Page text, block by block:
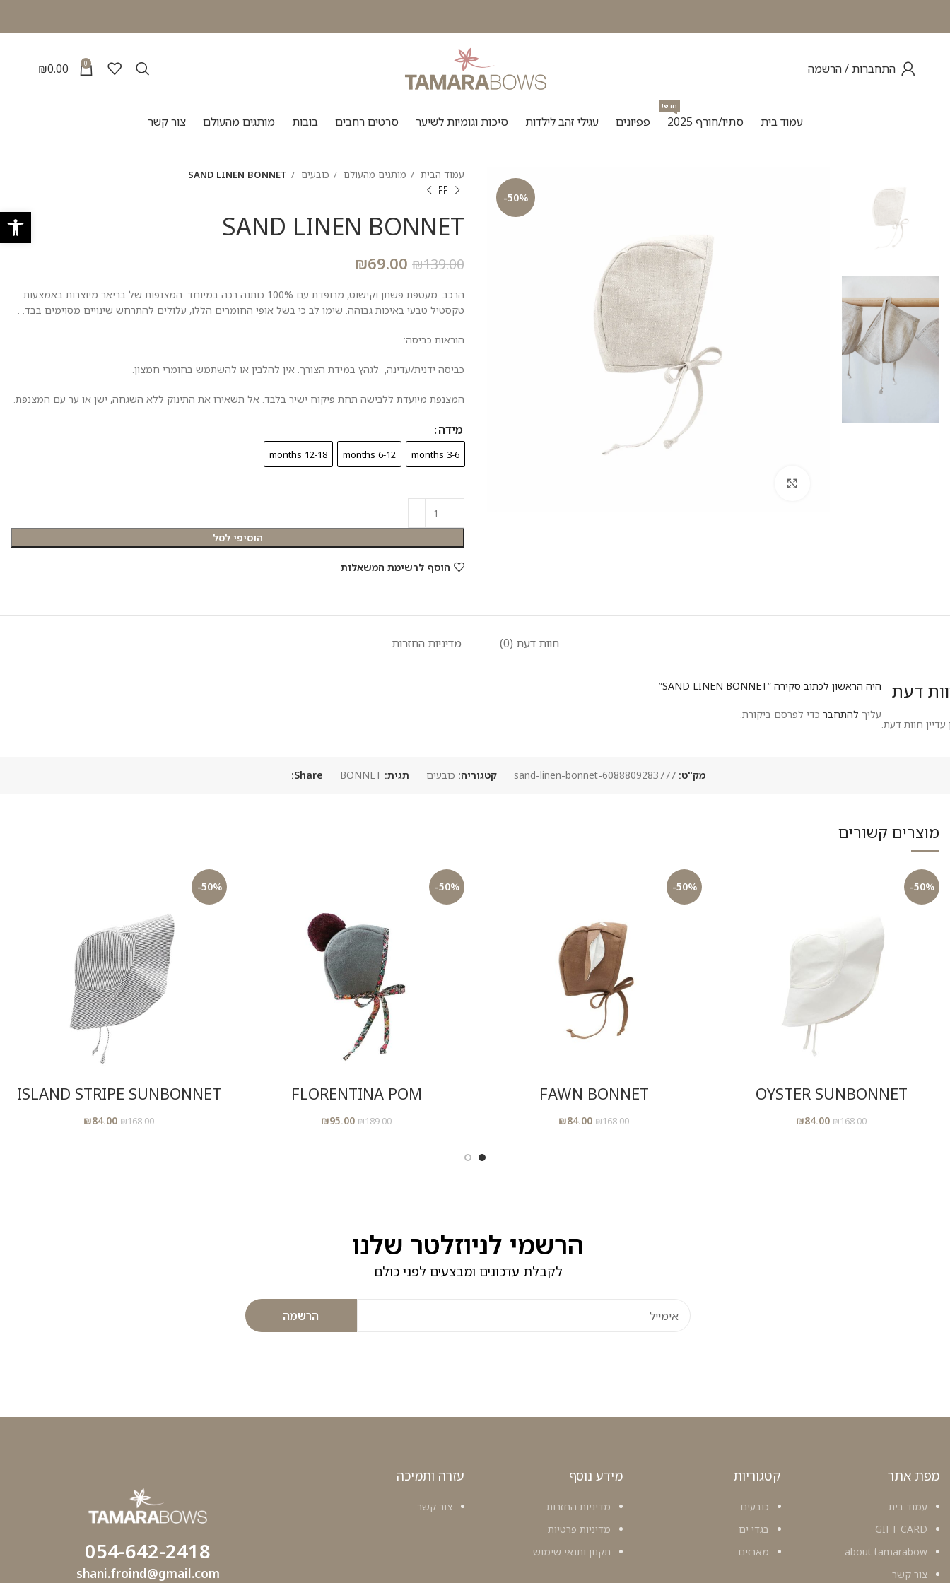
פתח
התחברות / הרשמה 0
₪0.00
עמוד בית סתיו/חורף 2025
חדש!
פפיונים עגילי זהב לילדות סיכות וגומיות לשיער סרטים רחבים בובות מותגים מהעולם צור קשר
-50%
עמוד הבית מותגים מהעולם כובעים SAND LINEN BONNET
SAND LINEN BONNET
₪139.00
₪69.00
הרכב: מעטפת פשתן וקישוט, מרופדת עם 100% כותנה רכה במיוחד. המצנפות של בריאר מיוצרות באמצעות
טקסטיל טבעי באיכות גבוהה. שימו לב כי בשל אופי החומרים הללו, עלולים להתרחש שינויים מסוימים בבד. .
הוראות כביסה:
כביסה ידנית/עדינה, לגהץ במידת הצורך. אין להלבין או להשתמש בחומרי חמצון.
המצנפת מיועדת ללבישה תחת פיקוח ישיר בלבד. אל תשאירו את התינוק ללא השגחה, ישן או ער עם המצנפת.
מידה
3-6 months
6-12 months
12-18 months
הוסיפי לסל
הוסף לרשימת המשאלות
חוות דעת (0) מדיניות החזרות
דעת
עדיין חוות דעת.
היה הראשון לכתוב סקירה “SAND LINEN BONNET”
עליך להתחבר כדי לפרסם ביקורת.
מק"ט:6088809283777-sand-linen-bonnet קטגוריה: כובעים תגית: BONNET
Share:
מוצרים קשורים
-50%
הוסיפי לסל
OYSTER SUNBONNET
₪168.00
₪84.00
-50%
הוסיפי לסל
FAWN BONNET
₪168.00
₪84.00
-50%
הוסיפי לסל
FLORENTINA POM
₪189.00
₪95.00
-50%
הוסיפי לסל
ISLAND STRIPE SUNBONNET
₪168.00
₪84.00
הרשמי לניוזלטר שלנו
לקבלת עדכונים ומבצעים לפני כולם
הרשמה
מפת אתר
עמוד בית
GIFT CARD
about tamarabow
צור קשר
קטגוריות
כובעים
בגדי ים
מארזים
מידע נוסף
מדיניות החזרות
מדיניות פרטיות
תקנון ותנאי שימוש
עזרה ותמיכה
צור קשר
054-642-2418
shani.froind@gmail.com